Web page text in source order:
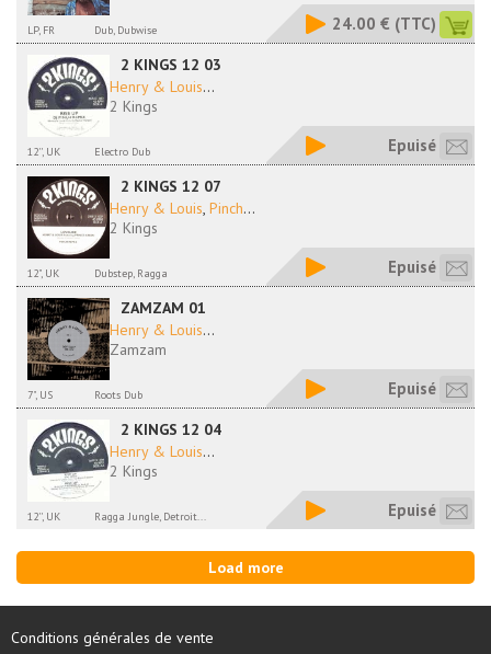
LP, FR Dub, Dubwise 24.00 € (TTC)
2 KINGS 12 03
Henry & Louis...
2 Kings
12'', UK Electro Dub Epuisé
2 KINGS 12 07
Henry & Louis, Pinch...
2 Kings
12", UK Dubstep, Ragga Epuisé
ZAMZAM 01
Henry & Louis...
Zamzam
7", US Roots Dub Epuisé
2 KINGS 12 04
Henry & Louis...
2 Kings
12'', UK Ragga Jungle, Detroit... Epuisé
Load more
Conditions générales de vente